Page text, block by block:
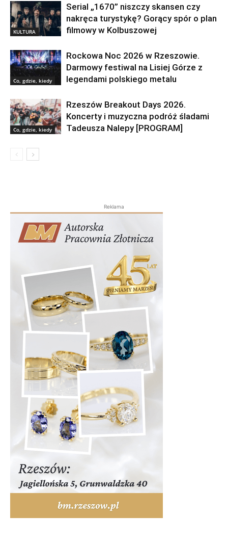
KULTURA
Serial „1670” niszczy skansen czy
nakręca turystykę? Gorący spór o plan
filmowy w Kolbuszowej
Co, gdzie, kiedy
Rockowa Noc 2026 w Rzeszowie.
Darmowy festiwal na Lisiej Górze z
legendami polskiego metalu
Co, gdzie, kiedy
Rzeszów Breakout Days 2026.
Koncerty i muzyczna podróż śladami
Tadeusza Nalepy [PROGRAM]
Reklama